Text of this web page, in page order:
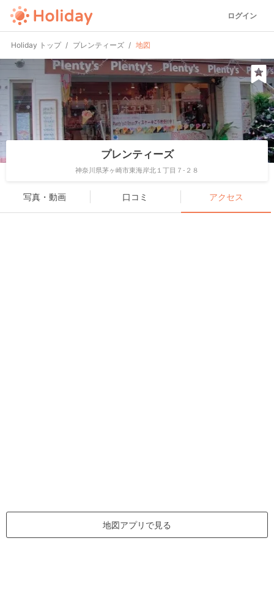
ログイン
Holiday トップ プレンティーズ 地図
プレンティーズ
神奈川県茅ヶ崎市東海岸北１丁目７-２８
写真・動画 口コミ アクセス
地図アプリで見る